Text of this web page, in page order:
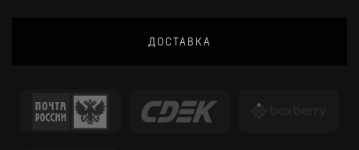
ДОСТАВКА